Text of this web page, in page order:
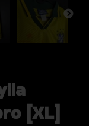
[XL]